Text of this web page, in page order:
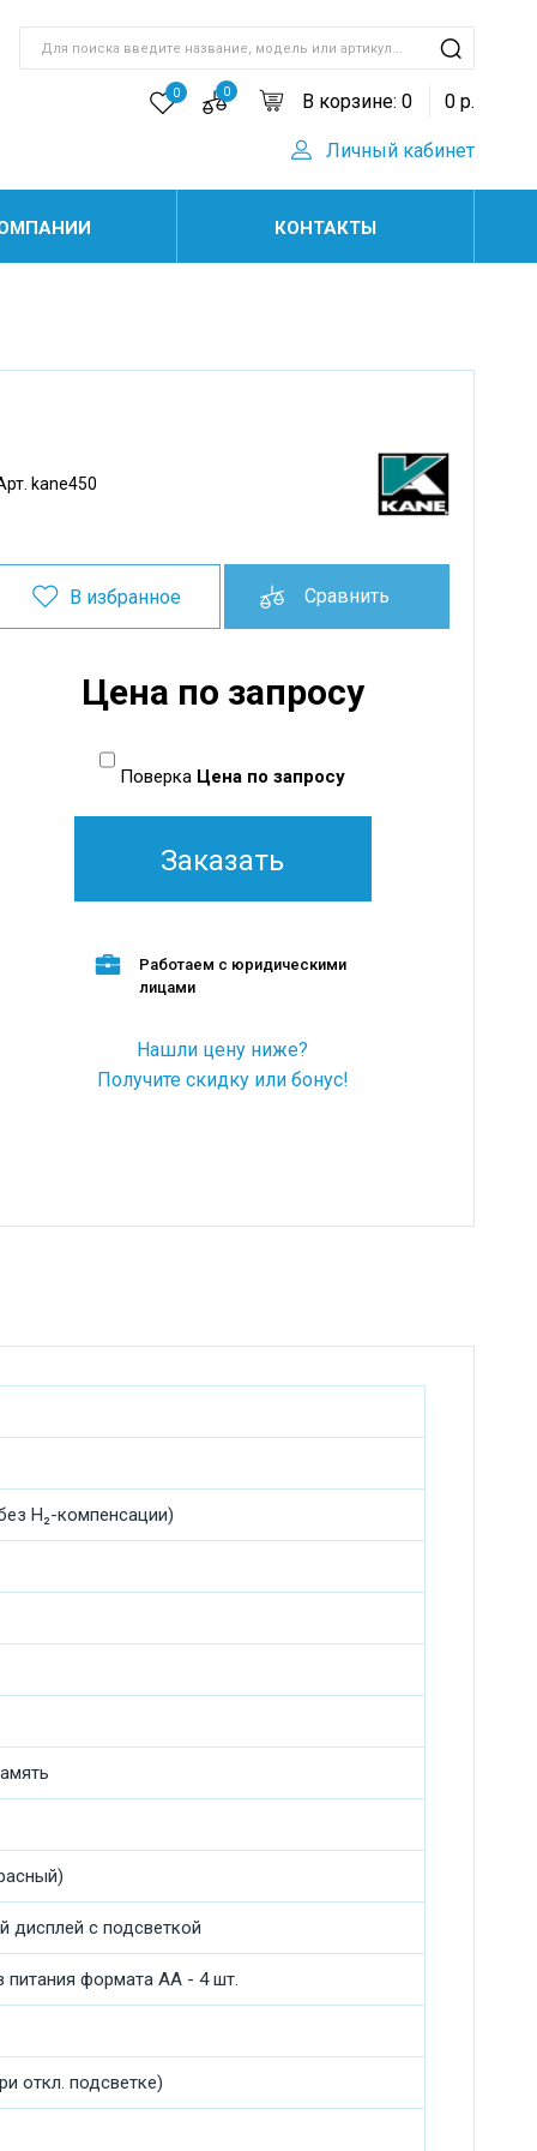
0 0 В корзине: 0 0 р.
Личный кабинет
КОНТАКТЫ
kane450
В избранное Сравнить
Цена по запросу
Поверка Цена по запросу
Заказать
Работаем с юридическими
лицами
Нашли цену ниже?
Получите скидку или бонус!
H₂-компенсации)
дисплей с подсветкой
питания формата АА - 4 шт.
откл. подсветке)